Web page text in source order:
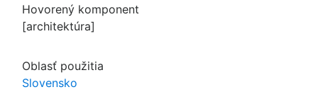
Hovorený komponent
[architektúra]
Oblasť použitia
Slovensko